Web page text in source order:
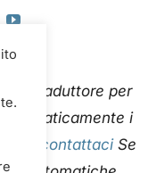
Traduttore per
i
contattaciSe